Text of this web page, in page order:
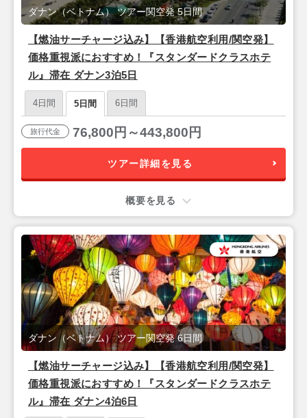
【燃油サーチャージ込み】【香港航空利用/関空発】
価格重視派におすすめ！『スタンダードクラスホテ
ル』滞在 ダナン3泊5日
ダナン（ベトナム） ツアー関空発 5日間
4日間 5日間 6日間
旅行代金 76,800円～443,800円
ツアー詳細を見る
概要を見る
【燃油サーチャージ込み】【香港航空利用/関空発】
価格重視派におすすめ！『スタンダードクラスホテ
ル』滞在 ダナン4泊6日
ダナン（ベトナム） ツアー関空発 6日間